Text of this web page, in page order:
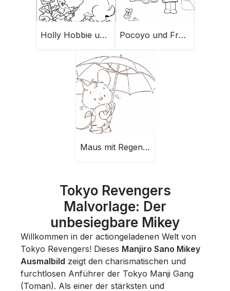
Holly Hobbie und Freunde 20 Pocoyo und Freunde auf dem Planeten
Maus mit Regenschirm
Tokyo Revengers
Malvorlage: Der
unbesiegbare Mikey
Willkommen in der actiongeladenen Welt von
Tokyo Revengers! Dieses Manjiro Sano Mikey
Ausmalbild zeigt den charismatischen und
furchtlosen Anführer der Tokyo Manji Gang
(Toman). Als einer der stärksten und